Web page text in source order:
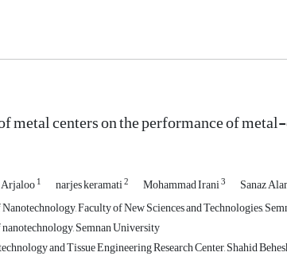
metal centers on the performance of
1 narjes keramati2 Mohammad Irani3 Sanaz
Faculty of New Sciences and Technologies,
Semnan University
and Tissue Engineering Research Center, Shahid